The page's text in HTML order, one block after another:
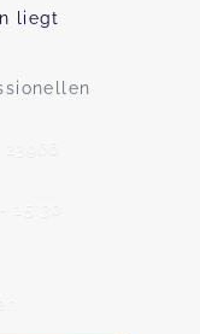
liegt
15:30